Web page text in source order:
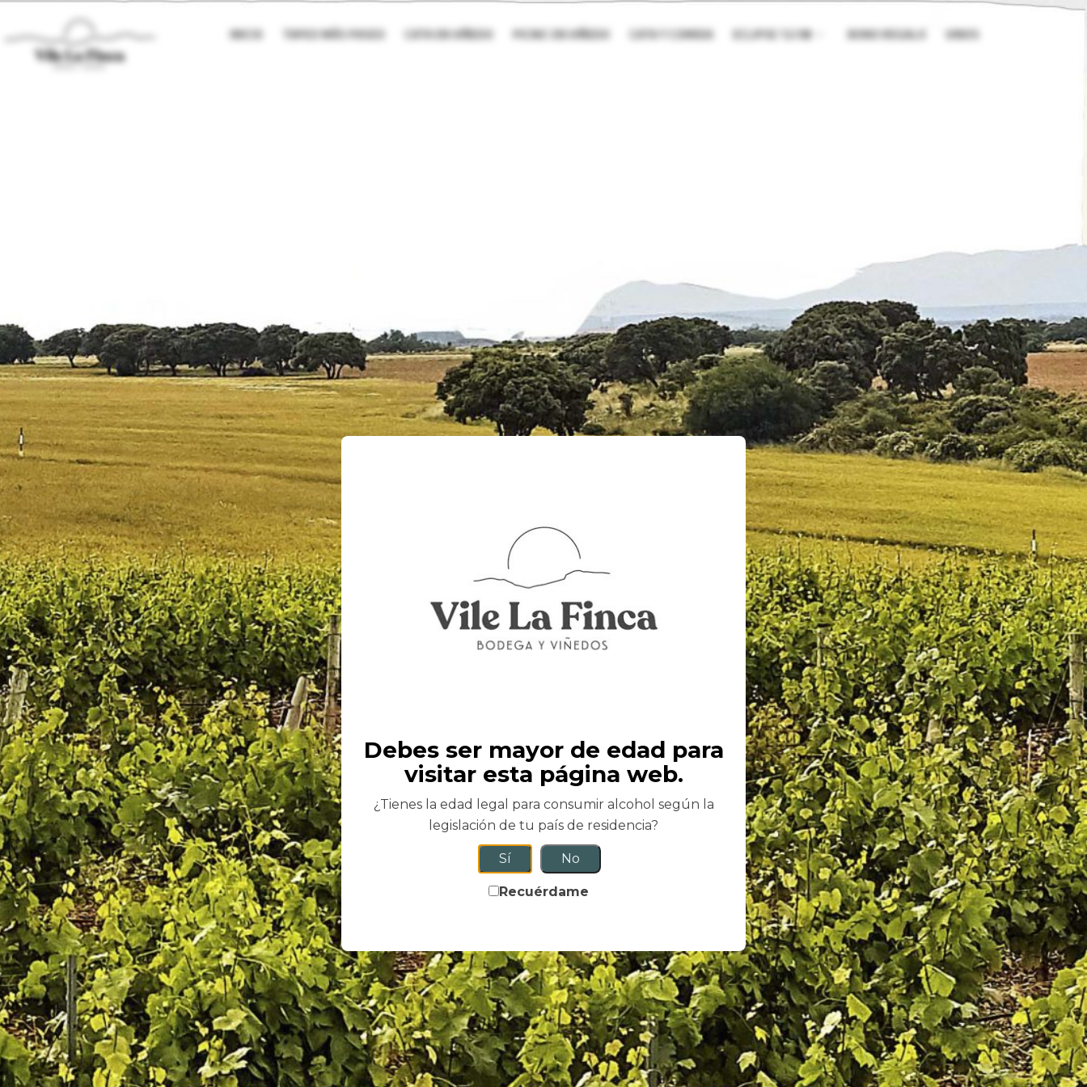
Debes ser mayor de edad para
visitar esta página web.
¿Tienes la edad legal para consumir alcohol según la
legislación de tu país de residencia?
Sí No
Recuérdame
INICIO TAPEO MÁS PASEO CATA EN VIÑEDO PICNIC EN VIÑEDO CATA Y COMIDA ECLIPSE 12/08 BONO REGALO VINOS
Inicio
1 Resultados
encontrados
Modify Search
Todos los
planes(5)
Bono Regalo(1)
Cata en
viñedo(1)
Cata y
comida(1)
Picnic en
Viñedo(1)
Tapeo más
paseo(1)
Filtros
Cata en viñedo
CATA EN VIÑEDO
Cata en viñedo, incluye: Ruta entre los viñedos de
Vile La Finca en Buggy, con paradas para realizar
las catas.
30.00
€
*Per person
DETAILS